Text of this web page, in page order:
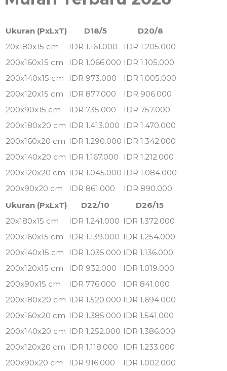
Ukuran (PxLxT) D18/5
D20/8
20x180x15 cm
IDR 1.161.000
IDR 1.205.000
200x160x15 cm
IDR 1.066.000 IDR 1.105.000
200x140x15 cm
IDR 973.000
IDR 1.005.000
200x120x15 cm
IDR 877.000
IDR 906.000
200x90x15 cm
IDR 735.000
IDR 757.000
200x180x20 cm IDR 1.413.000 IDR 1.470.000
200x160x20 cm IDR 1.290.000 IDR 1.342.000
200x140x20 cm IDR 1.167.000
IDR 1.212.000
200x120x20 cm IDR 1.045.000 IDR 1.084.000
200x90x20 cm
IDR 861.000
IDR 890.000
Ukuran (PxLxT)
D22/10
D26/15
20x180x15 cm
IDR 1.241.000 IDR 1.372.000
200x160x15 cm
IDR 1.139.000 IDR 1.254.000
200x140x15 cm
IDR 1.035.000 IDR 1.136.000
200x120x15 cm
IDR 932.000
IDR 1.019.000
200x90x15 cm
IDR 776.000
IDR 841.000
200x180x20 cm IDR 1.520.000 IDR 1.694.000
200x160x20 cm IDR 1.385.000 IDR 1.541.000
200x140x20 cm IDR 1.252.000 IDR 1.386.000
200x120x20 cm IDR 1.118.000
IDR 1.233.000
200x90x20 cm
IDR 916.000 IDR 1.002.000